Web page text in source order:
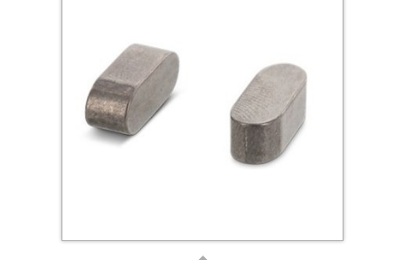
Заклепки (Гайки-Заклепки)
Инструмент
Крюки, кольца с метрической резьбой